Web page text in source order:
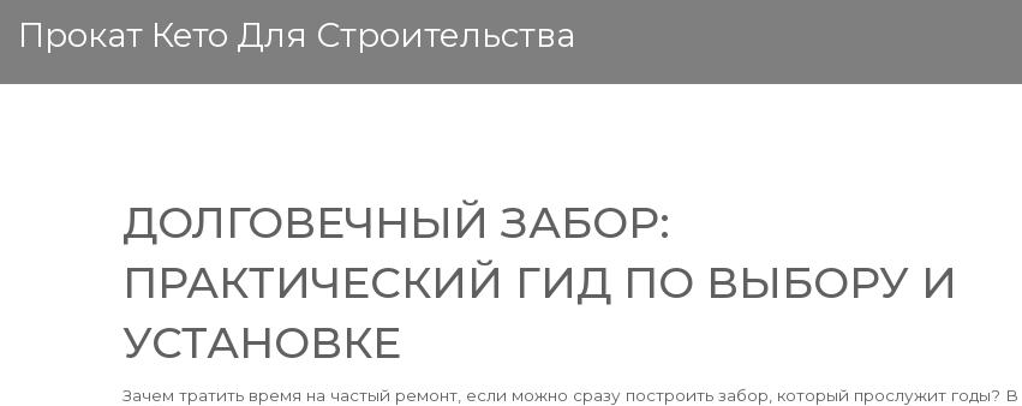
Прокат Кето Для Строительства
ДОЛГОВЕЧНЫЙ ЗАБОР:
ПРАКТИЧЕСКИЙ ГИД ПО ВЫБОРУ И
УСТАНОВКЕ
Зачем тратить время на частый ремонт, если можно сразу построить забор, который прослужит годы? В